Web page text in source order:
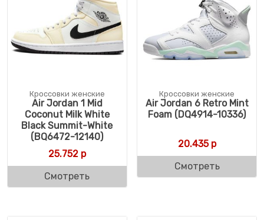
Кроссовки женские
Air Jordan 1 Mid
Coconut Milk White
Black Summit-White
(BQ6472-12140)
25.752р
Смотреть
Кроссовки женские
Air Jordan 6 Retro Mint
Foam (DQ4914-10336)
20.435р
Смотреть